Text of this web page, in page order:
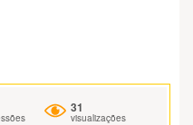
31
visualizações